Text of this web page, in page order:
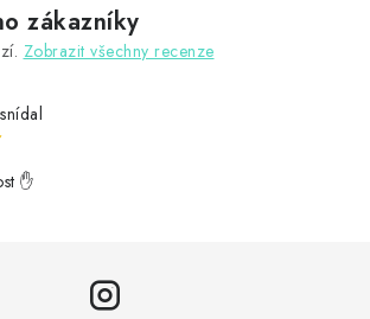
zákazníky
Zobrazit všechny recenze
✋